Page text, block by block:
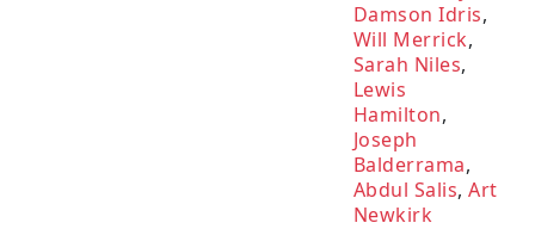
Damson Idris,
Will Merrick,
Sarah Niles,
Lewis
Hamilton,
Joseph
Balderrama,
Abdul Salis, Art
Newkirk